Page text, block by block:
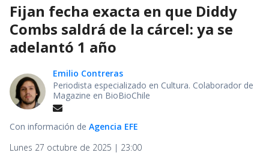
Fijan fecha exacta en que Diddy
Combs saldrá de la cárcel: ya se
adelantó 1 año
Emilio Contreras
Periodista especializado en Cultura. Colaborador de
Magazine en BioBioChile
Con información de Agencia EFE
Lunes 27 octubre de 2025 | 23:00